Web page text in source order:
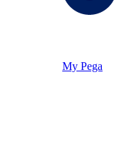
My Pega